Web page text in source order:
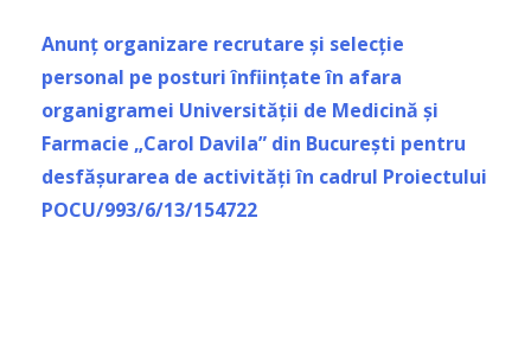
Anunț organizare recrutare și selecție
personal pe posturi înființate în afara
organigramei Universității de Medicină și
Farmacie „Carol Davila” din București pentru
desfășurarea de activități în cadrul Proiectului
POCU/993/6/13/154722